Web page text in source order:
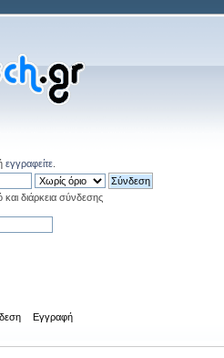
εγγραφείτε
διάρκεια σύνδεσης
Εγγραφή